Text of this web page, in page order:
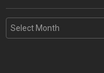
Archives